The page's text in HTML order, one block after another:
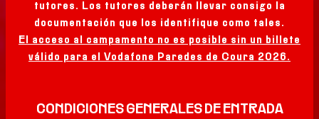
ENTRADAS
MERCHANDISING
tutores. Los tutores deberán llevar consigo la
documentación que los identifique como tales.
El acceso al campamento no es posible sin un billete
válido para el Vodafone Paredes de Coura 2026.
CONDICIONES GENERALES DE ENTRADA